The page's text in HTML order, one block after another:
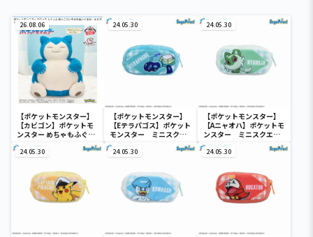
26.08.06
【ポケットモンスター】
【カビゴン】ポケットモ
ンスター めちゃもふぐっ
と ほっこりいやされぬい
ぐるみ～カビゴン～
24.05.30
【ポケットモンスター】
【Eテラパゴス】ポケット
モンスター ミニスクエ
アポーチ
24.05.30
【ポケットモンスター】
【Aニャオハ】ポケットモ
ンスター ミニスクエア
ポーチ
24.05.30 24.05.30 24.05.30